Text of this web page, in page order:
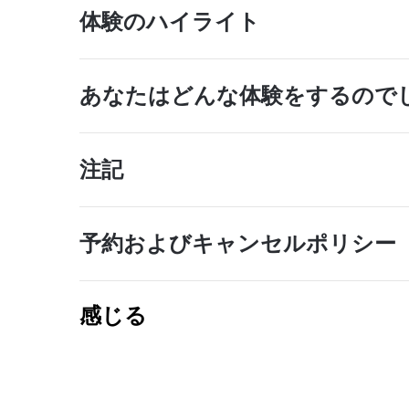
体験のハイライト
あなたはどんな体験をするので
注記
予約およびキャンセルポリシー
感じる